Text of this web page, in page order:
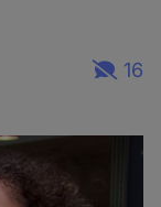
16